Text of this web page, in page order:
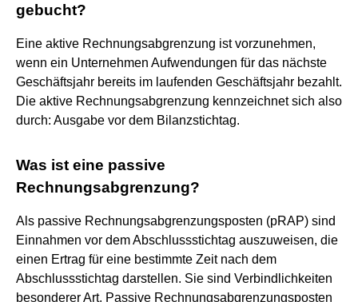
gebucht?
Eine aktive Rechnungsabgrenzung ist vorzunehmen,
wenn ein Unternehmen Aufwendungen für das nächste
Geschäftsjahr bereits im laufenden Geschäftsjahr bezahlt.
Die aktive Rechnungsabgrenzung kennzeichnet sich also
durch: Ausgabe vor dem Bilanzstichtag.
Was ist eine passive
Rechnungsabgrenzung?
Als passive Rechnungsabgrenzungsposten (pRAP) sind
Einnahmen vor dem Abschlussstichtag auszuweisen, die
einen Ertrag für eine bestimmte Zeit nach dem
Abschlussstichtag darstellen. Sie sind Verbindlichkeiten
besonderer Art. Passive Rechnungsabgrenzungsposten